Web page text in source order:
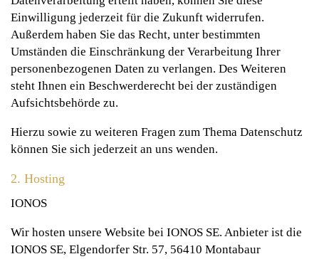
Einwilligung jederzeit für die Zukunft widerrufen.
Außerdem haben Sie das Recht, unter bestimmten
Umständen die Einschränkung der Verarbeitung Ihrer
personenbezogenen Daten zu verlangen. Des Weiteren
steht Ihnen ein Beschwerderecht bei der zuständigen
Aufsichtsbehörde zu.
Hierzu sowie zu weiteren Fragen zum Thema Datenschutz
können Sie sich jederzeit an uns wenden.
2. Hosting
IONOS
Wir hosten unsere Website bei IONOS SE. Anbieter ist die
IONOS SE, Elgendorfer Str. 57, 56410 Montabaur